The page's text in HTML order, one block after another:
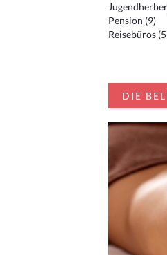
Pension (9)
Reisebüros
DIE